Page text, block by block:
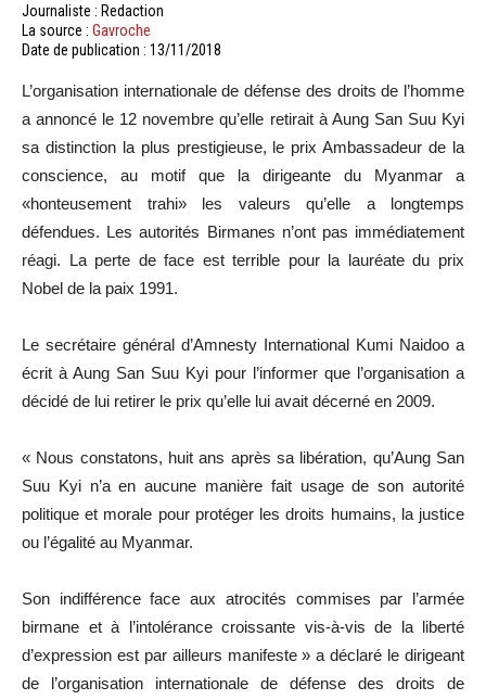
Journaliste : Redaction
La source : Gavroche
Date de publication : 13/11/2018
L’organisation internationale de défense des droits de l’homme
a annoncé le 12 novembre qu’elle retirait à Aung San Suu Kyi
sa distinction la plus prestigieuse, le prix Ambassadeur de la
conscience, au motif que la dirigeante du Myanmar a
«honteusement trahi» les valeurs qu’elle a longtemps
défendues. Les autorités Birmanes n’ont pas immédiatement
réagi. La perte de face est terrible pour la lauréate du prix
Nobel de la paix 1991.
Le secrétaire général d’Amnesty International Kumi Naidoo a
écrit à Aung San Suu Kyi pour l’informer que l’organisation a
décidé de lui retirer le prix qu’elle lui avait décerné en 2009.
« Nous constatons, huit ans après sa libération, qu’Aung San
Suu Kyi n’a en aucune manière fait usage de son autorité
politique et morale pour protéger les droits humains, la justice
ou l’égalité au Myanmar.
Son indifférence face aux atrocités commises par l’armée
birmane et à l’intolérance croissante vis-à-vis de la liberté
d’expression est par ailleurs manifeste » a déclaré le dirigeant
de l’organisation internationale de défense des droits de